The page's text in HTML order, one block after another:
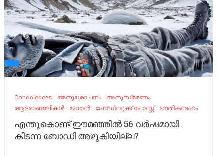
Condolences അനുശോചനം
അനുസ്‌മരണം
ആദരാഞ്ജലികൾ
ജവാൻ ഫേസ്ബുക്ക് പോസ്റ്റ് ഭൗതികദേഹം
എന്തുകൊണ്ട് ഈമഞ്ഞില്‍ 56 വര്‍ഷമായി
കിടന്ന ബോഡി അഴുകിയില്ല?